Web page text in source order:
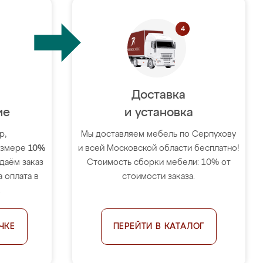
10%
заказ
оплата в
Доставка
и установка
Мы доставляем мебель по Серпухову
и всей Московской области бесплатно!
Стоимость сборки мебели: 10% от
стоимости заказа.
ПЕРЕЙТИ В КАТАЛОГ